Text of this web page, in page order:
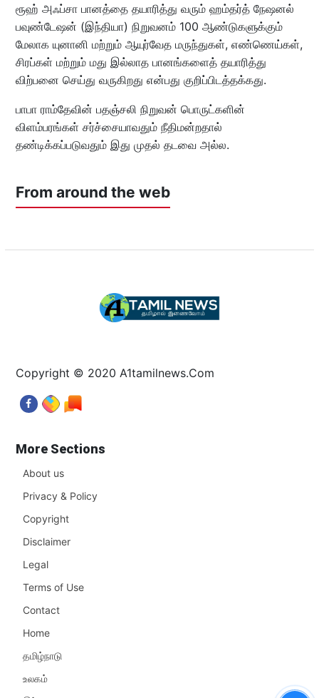
ரூஹ் அஃப்சா பானத்தை தயாரித்து வரும் ஹம்தர்த் நேஷனல்
பவுண்டேஷன் (இந்தியா) நிறுவனம் 100 ஆண்டுகளுக்கும்
மேலாக யுனானி மற்றும் ஆயுர்வேத மருந்துகள், எண்ணெய்கள்,
சிரப்கள் மற்றும் மது இல்லாத பானங்களைத் தயாரித்து
விற்பனை செய்து வருகிறது என்பது குறிப்பிடத்தக்கது.
பாபா ராம்தேவின் பதஞ்சலி நிறுவன் பொருட்களின்
விளம்பரங்கள் சர்ச்சையாவதும் நீதிமன்றதால்
தண்டிக்கப்படுவதும் இது முதல் தடவை அல்ல.
From around the web
Copyright © 2020 A1tamilnews.Com
More Sections
About us
Privacy & Policy
Copyright
Disclaimer
Legal
Terms of Use
Contact
Home
தமிழ்நாடு
உலகம்